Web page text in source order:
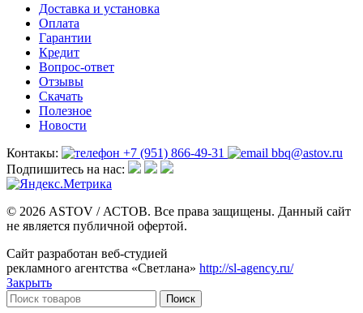
Доставка и установка
Оплата
Гарантии
Кредит
Вопрос-ответ
Отзывы
Скачать
Полезное
Новости
Контакы:
+7 (951) 866-49-31
bbq@astov.ru
Подпишитесь на нас:
© 2026 ASTOV / АСТОВ. Все права защищены. Данный сайт
не является публичной офертой.
Сайт разработан веб-студией
рекламного агентства «Светлана» http://sl-agency.ru/
Закрыть
Поиск